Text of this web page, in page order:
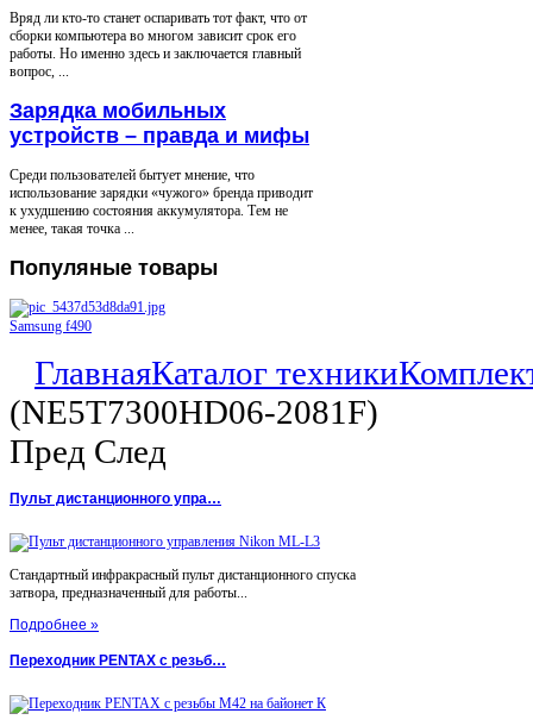
Вряд ли кто-то станет оспаривать тот факт, что от
сборки компьютера во многом зависит срок его
работы. Но именно здесь и заключается главный
вопрос, ...
Зарядка мобильных
устройств – правда и мифы
Среди пользователей бытует мнение, что
использование зарядки «чужого» бренда приводит
к ухудшению состояния аккумулятора. Тем не
менее, такая точка ...
Популяные товары
Samsung f490
ГлавнаяКаталог техники
(NE5T7300HD06-2081F)
Пред След
Пульт дистанционного упра…
Стандартный инфракрасный пульт дистанционного спуска
затвора, предназначенный для работы...
Подробнее »
Переходник PENTAX с резьб…